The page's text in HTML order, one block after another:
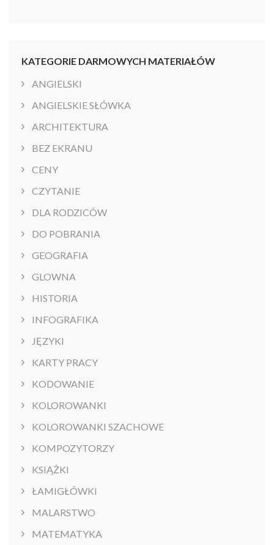
KATEGORIE DARMOWYCH MATERIAŁÓW
ANGIELSKI
ANGIELSKIE SŁÓWKA
ARCHITEKTURA
BEZ EKRANU
CENY
CZYTANIE
DLA RODZICÓW
DO POBRANIA
GEOGRAFIA
GLOWNA
HISTORIA
INFOGRAFIKA
JĘZYKI
KARTY PRACY
KODOWANIE
KOLOROWANKI
KOLOROWANKI SZACHOWE
KOMPOZYTORZY
KSIĄŻKI
ŁAMIGŁÓWKI
MALARSTWO
MATEMATYKA